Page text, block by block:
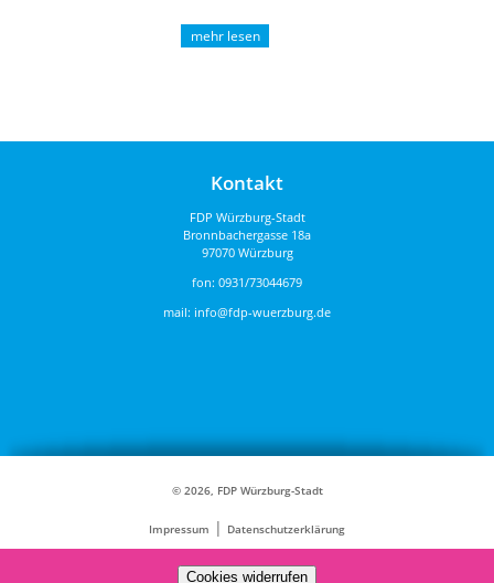
wurde für seine ...
Kontakt
FDP Würzburg-Stadt
Bronnbachergasse 18a
97070 Würzburg
fon: 0931/73044679
mail: info@fdp-wuerzburg.de
© 2026, FDP Würzburg-Stadt
Impressum | Datenschutzerklärung
Cookies widerrufen